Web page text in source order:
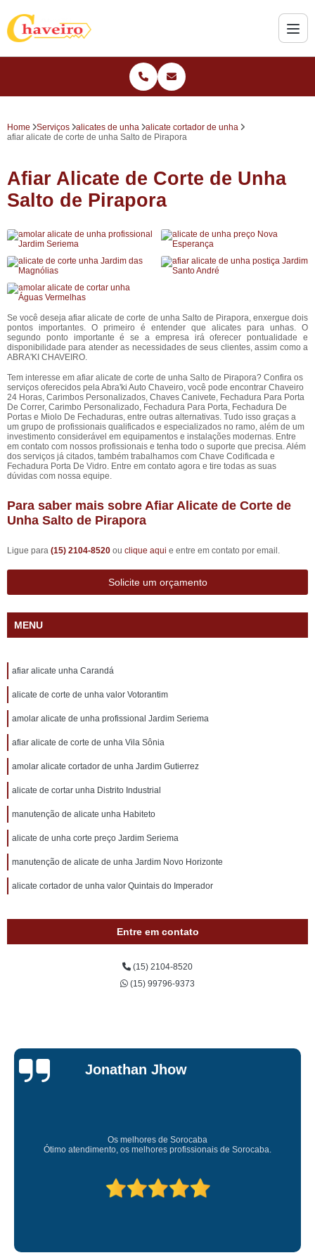
Home Serviços alicates de unha
alicate cortador de unha
afiar alicate de corte de unha Salto de Pirapora
Afiar Alicate de Corte de Unha
Salto de Pirapora
Se você deseja afiar alicate de corte de unha Salto de Pirapora, enxergue dois
pontos importantes. O primeiro é entender que alicates para unhas. O
segundo ponto importante é se a empresa irá oferecer pontualidade e
disponibilidade para atender as necessidades de seus clientes, assim como a
ABRA'KI CHAVEIRO.
Tem interesse em afiar alicate de corte de unha Salto de Pirapora? Confira os
serviços oferecidos pela Abra'ki Auto Chaveiro, você pode encontrar Chaveiro
24 Horas, Carimbos Personalizados, Chaves Canivete, Fechadura Para Porta
De Correr, Carimbo Personalizado, Fechadura Para Porta, Fechadura De
Portas e Miolo De Fechaduras, entre outras alternativas. Tudo isso graças a
um grupo de profissionais qualificados e especializados no ramo, além de um
investimento considerável em equipamentos e instalações modernas. Entre
em contato com nossos profissionais e tenha todo o suporte que precisa. Além
dos serviços já citados, também trabalhamos com Chave Codificada e
Fechadura Porta De Vidro. Entre em contato agora e tire todas as suas
dúvidas com nossa equipe.
Para saber mais sobre Afiar Alicate de Corte de
Unha Salto de Pirapora
Ligue para (15) 2104-8520 ou clique aqui e entre em contato por email.
Solicite um orçamento
MENU
afiar alicate unha Carandá
alicate de corte de unha valor Votorantim
amolar alicate de unha profissional Jardim Seriema
afiar alicate de corte de unha Vila Sônia
amolar alicate cortador de unha Jardim Gutierrez
alicate de cortar unha Distrito Industrial
manutenção de alicate unha Habiteto
alicate de unha corte preço Jardim Seriema
manutenção de alicate de unha Jardim Novo Horizonte
alicate cortador de unha valor Quintais do Imperador
Entre em contato
(15) 2104-8520
(15) 99796-9373
Jonathan Jhow
Os melhores de Sorocaba
Ótimo atendimento, os melhores profissionais de Sorocaba.